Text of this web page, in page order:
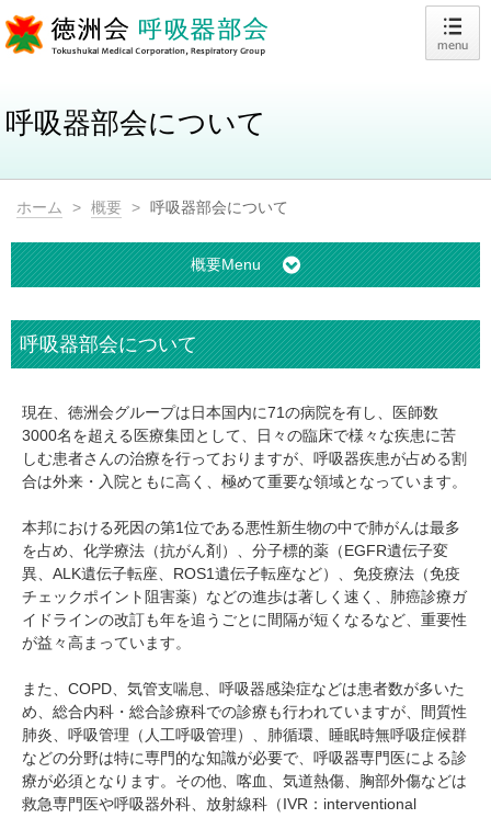
呼吸器部会について
ホーム > 概要 > 呼吸器部会について
概要Menu
呼吸器部会について
現在、徳洲会グループは日本国内に71の病院を有し、医師数
3000名を超える医療集団として、日々の臨床で様々な疾患に苦
しむ患者さんの治療を行っておりますが、呼吸器疾患が占める割
合は外来・入院ともに高く、極めて重要な領域となっています。
本邦における死因の第1位である悪性新生物の中で肺がんは最多
を占め、化学療法（抗がん剤）、分子標的薬（EGFR遺伝子変
異、ALK遺伝子転座、ROS1遺伝子転座など）、免疫療法（免疫
チェックポイント阻害薬）などの進歩は著しく速く、肺癌診療ガ
イドラインの改訂も年を追うごとに間隔が短くなるなど、重要性
が益々高まっています。
また、COPD、気管支喘息、呼吸器感染症などは患者数が多いた
め、総合内科・総合診療科での診療も行われていますが、間質性
肺炎、呼吸管理（人工呼吸管理）、肺循環、睡眠時無呼吸症候群
などの分野は特に専門的な知識が必要で、呼吸器専門医による診
療が必須となります。その他、喀血、気道熱傷、胸部外傷などは
救急専門医や呼吸器外科、放射線科（IVR：interventional